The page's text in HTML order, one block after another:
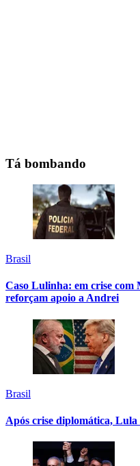
Tá bombando
Brasil
Caso Lulinha: em crise com
reforçam apoio a Andrei
Brasil
Após crise diplomática,